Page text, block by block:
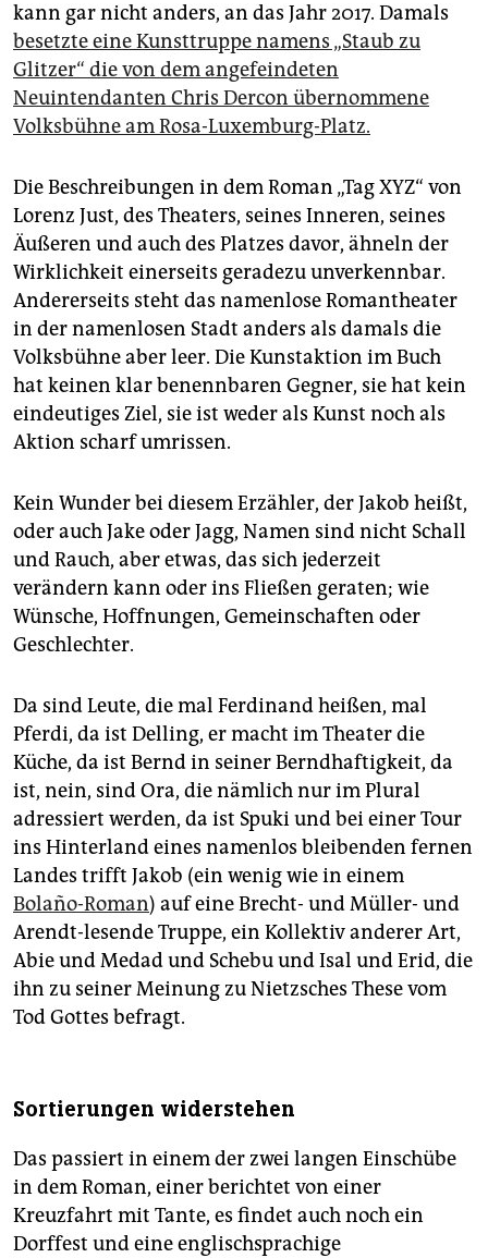
genossenschaft
epaper login
kann gar nicht anders, an das Jahr 2017. Damals
besetzte eine Kunsttruppe namens „Staub zu
Glitzer“ die von dem angefeindeten
Neuintendanten Chris Dercon übernommene
Volksbühne am Rosa-Luxemburg-Platz.
Die Beschreibungen in dem Roman „Tag XYZ“ von
Lorenz Just, des Theaters, seines Inneren, seines
Äußeren und auch des Platzes davor, ähneln der
Wirklichkeit einerseits geradezu unverkennbar.
Andererseits steht das namenlose Romantheater
in der namenlosen Stadt anders als damals die
Volksbühne aber leer. Die Kunstaktion im Buch
hat keinen klar benennbaren Gegner, sie hat kein
eindeutiges Ziel, sie ist weder als Kunst noch als
Aktion scharf umrissen.
Kein Wunder bei diesem Erzähler, der Jakob heißt,
oder auch Jake oder Jagg, Namen sind nicht Schall
und Rauch, aber etwas, das sich jederzeit
verändern kann oder ins Fließen geraten; wie
Wünsche, Hoffnungen, Gemeinschaften oder
Geschlechter.
Da sind Leute, die mal Ferdinand heißen, mal
Pferdi, da ist Delling, er macht im Theater die
Küche, da ist Bernd in seiner Berndhaftigkeit, da
ist, nein, sind Ora, die nämlich nur im Plural
adressiert werden, da ist Spuki und bei einer Tour
ins Hinterland eines namenlos bleibenden fernen
Landes trifft Jakob (ein wenig wie in einem
Bolaño-Roman) auf eine Brecht- und Müller- und
Arendt-­le­sen­de Truppe, ein Kollektiv anderer Art,
Abie und Medad und Schebu und Isal und Erid, die
ihn zu seiner Meinung zu Nietzsches These vom
Tod Gottes befragt.
Sortierungen widerstehen
Das passiert in einem der zwei langen Einschübe
in dem Roman, einer berichtet von einer
Kreuzfahrt mit Tante, es findet auch noch ein
Dorffest und eine englischsprachige